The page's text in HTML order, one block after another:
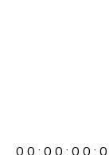
0 0 : 0 0 : 0 0 : 0